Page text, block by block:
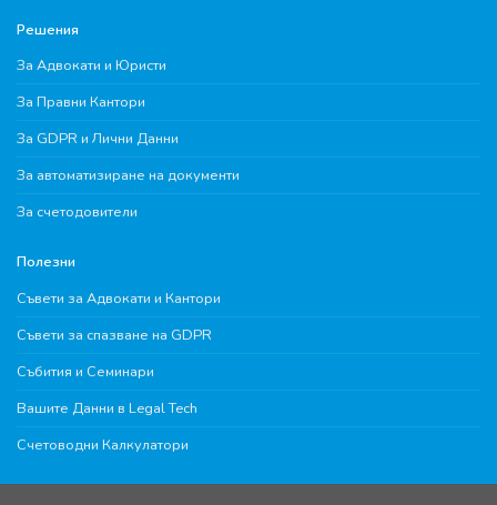
Решения
За Адвокати и Юристи
За Правни Кантори
За GDPR и Лични Данни
За автоматизиране на документи
За счетодовители
Полезни
Съвети за Адвокати и Кантори
Съвети за спазване на GDPR
Събития и Семинари
Вашите Данни в Legal Tech
Счетоводни Калкулатори